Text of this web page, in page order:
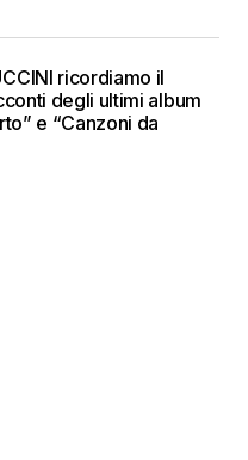
ricordiamo il
degli ultimi album
e “Canzoni da